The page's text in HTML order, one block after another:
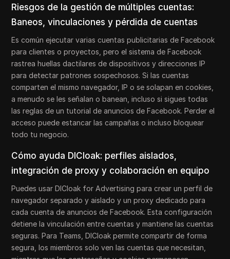
Riesgos de la gestión de múltiples cuentas:
Baneos, vinculaciones y pérdida de cuentas
Es común ejecutar varias cuentas publicitarias de Facebook
para clientes o proyectos, pero el sistema de Facebook
rastrea huellas dactilares de dispositivos y direcciones IP
para detectar patrones sospechosos. Si las cuentas
comparten el mismo navegador, IP o se solapan en cookies,
a menudo se les señalan o banean, incluso si sigues todas
las reglas de un tutorial de anuncios de Facebook. Perder el
acceso puede estancar las campañas o incluso bloquear
todo tu negocio.
Cómo ayuda DICloak: perfiles aislados,
integración de proxy y colaboración en equipo
Puedes usar DICloak for Advertising para crear un perfil de
navegador separado y aislado y un proxy dedicado para
cada cuenta de anuncios de Facebook. Esta configuración
detiene la vinculación entre cuentas y mantiene las cuentas
seguras. Para Teams, DICloak permite compartir de forma
segura, los miembros solo ven las cuentas que necesitan,